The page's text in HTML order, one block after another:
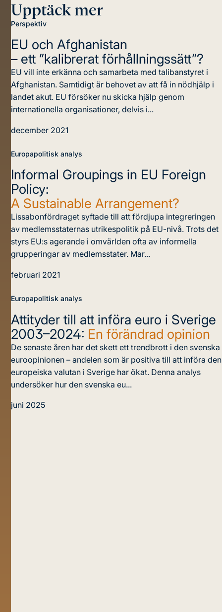
Upptäck mer
Perspektiv
EU och Afghanistan
– ett ”kalibrerat förhållningssätt”?
EU vill inte erkänna och samarbeta med talibanstyret i
Afghanistan. Samtidigt är behovet av att få in nödhjälp i
landet akut. EU försöker nu skicka hjälp genom
internationella organisationer, delvis i...
december 2021
Europapolitisk analys
Informal Groupings in EU Foreign
Policy:
A Sustainable Arrangement?
Lissabonfördraget syftade till att fördjupa integreringen
av medlemsstaternas utrikespolitik på EU-nivå. Trots det
styrs EU:s agerande i omvärlden ofta av informella
grupperingar av medlemsstater. Mar...
februari 2021
Europapolitisk analys
Attityder till att införa euro i Sverige
2003–2024: En förändrad opinion
De senaste åren har det skett ett trendbrott i den svenska
euroopinionen – andelen som är positiva till att införa den
europeiska valutan i Sverige har ökat. Denna analys
undersöker hur den svenska eu...
juni 2025